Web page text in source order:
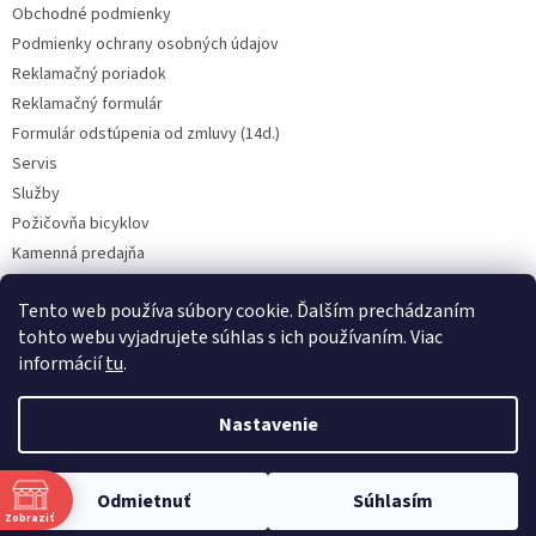
Tento web používa súbory cookie. Ďalším prechádzaním
tohto webu vyjadrujete súhlas s ich používaním. Viac
informáciítu.
Nastavenie
Odmietnuť Súhlasím
Skutočný farebný odtieň bicykla nemusí presne zodpovedať farebnému
podaniu obrázka na obrazovke. BICYKLE NA SERVIS PRIJÍMAME LEN NA
OBJEDNÁVKU A LEN ČISTÉ, V PRÍPADE POTREBY PROSÍM VOLAJTE NA
0915 912 903 (TOVAR) ALEBO 0917 760 990 (SERVIS), ĎAKUJEME ZA
POCHOPENIE.
s
Obchodné podmienky
Podmienky ochrany osobných údajov
Reklamačný poriadok
Reklamačný formulár
Formulár odstúpenia od zmluvy (14d.)
Servis
Služby
Požičovňa bicyklov
Kamenná predajňa
Copyright 2026Cyklocentrum PLUS. Všetky práva vyhradené.
Upraviť nastavenie cookies
Zobraziť